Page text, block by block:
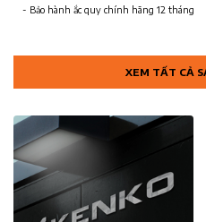
- Bảo hành ắc quy chính hãng 12 tháng
XEM TẤT CẢ